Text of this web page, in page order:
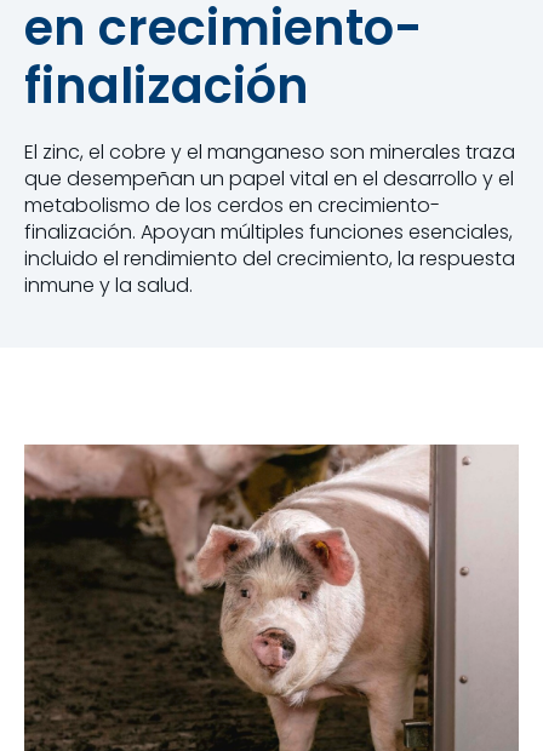
en crecimiento-
finalización
El zinc, el cobre y el manganeso son minerales traza
que desempeñan un papel vital en el desarrollo y el
metabolismo de los cerdos en crecimiento-
finalización. Apoyan múltiples funciones esenciales,
incluido el rendimiento del crecimiento, la respuesta
inmune y la salud.